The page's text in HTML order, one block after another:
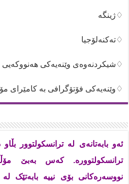
♢ژینگە
♢تەکنەلۆجیا
♢شیکردنەوەی وێنەیەکی هەنووکەیی
♢وێنەیەکی فۆتۆگرافی بە کامێرای
ئەو بابەتانەی لە ترانسکولتوور
ترانسکولتوورە. کەس بەبێ
نووسەرەکانی بۆی نییە بابەتێک